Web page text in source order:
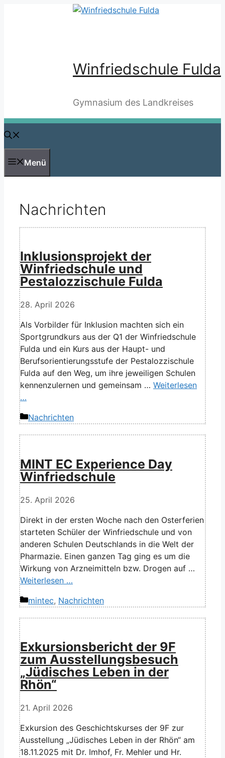
Winfriedschule Fulda
Gymnasium des Landkreises
Menü
Nachrichten
Inklusionsprojekt der
Winfriedschule und
Pestalozzischule Fulda
28. April 2026
Als Vorbilder für Inklusion machten sich ein
Sportgrundkurs aus der Q1 der Winfriedschule
Fulda und ein Kurs aus der Haupt- und
Berufsorientierungsstufe der Pestalozzischule
Fulda auf den Weg, um ihre jeweiligen Schulen
kennenzulernen und gemeinsam … Weiterlesen
…
Kategorien
Nachrichten
MINT EC Experience Day
Winfriedschule
25. April 2026
Direkt in der ersten Woche nach den Osterferien
starteten Schüler der Winfriedschule und von
anderen Schulen Deutschlands in die Welt der
Pharmazie. Einen ganzen Tag ging es um die
Wirkung von Arzneimitteln bzw. Drogen auf …
Weiterlesen …
Kategorien
mintec, Nachrichten
Exkursionsbericht der 9F
zum Ausstellungsbesuch
„Jüdisches Leben in der
Rhön“
21. April 2026
Exkursion des Geschichtskurses der 9F zur
Ausstellung „Jüdisches Leben in der Rhön“ am
18.11.2025 mit Dr. Imhof, Fr. Mehler und Hr.